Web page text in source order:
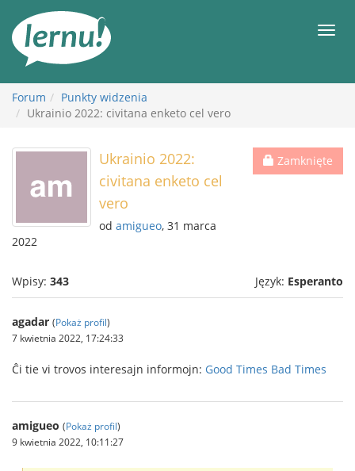
Forum
Punkty widzenia
Ukrainio 2022: civitana enketo cel vero
Zamknięte
Ukrainio 2022:
civitana enketo cel
vero
od amigueo, 31 marca
2022
Wpisy: 343 Język: Esperanto
agadar (Pokaż profil)
7 kwietnia 2022, 17:24:33
Ĉi tie vi trovos interesajn informojn: Good Times Bad Times
amigueo (Pokaż profil)
9 kwietnia 2022, 10:11:27